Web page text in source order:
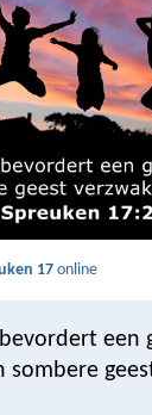
17 online
een
sombere